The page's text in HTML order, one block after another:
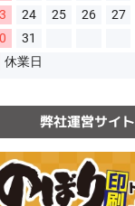
弊社運営サイト